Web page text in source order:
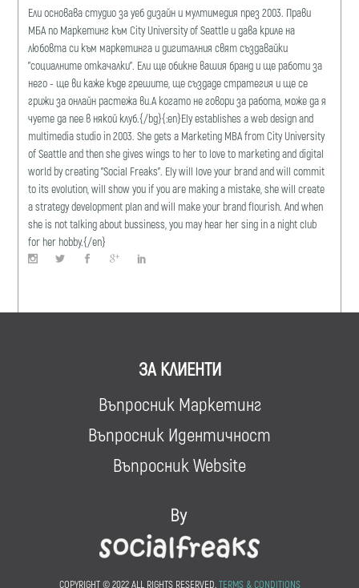
Ели основава студио за уеб дизайн и мултимедия през 2003. Прави
МБА по Маркетинг към City University of Seattle и дава криле на
любовта си към маркетинга и дигиталния свят създавайки
"социалните откачалки". Ели ще обикне вашия бранд и ще работи за
него - ще ви каже къде грешите, ще създаде стратегия и ще се
грижи за онлайн растежа ви.А когато не говори за работа, може да я
чуете да пее в някой клуб.{/bg}{:en}Ely establishes a web design and
multimedia studio in 2003. She gets a Marketing MBA from City University
of Seattle and then she gives wings to her to love to marketing and digital
world by creating "Social Freaks". Ely will love your brand and will commit
to its evolution, will show you if you are making a mistake, she will create
a strategy development plan and will make your brand flourish. And when
she is not talking about bussiness, you may hear her sing in a night club
for her hobby.{/en}
ЗА КЛИЕНТИ
Въпросник Маркетинг
Въпросник Идентичност
Въпросник Website
COPYRIGHT © 2022 ALL RIGHTS RESERVED. TERMS & CONDITIONS